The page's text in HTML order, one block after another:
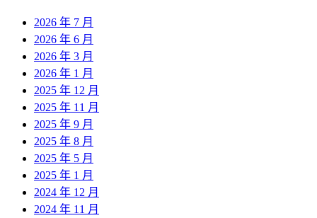
2026 年 7 月
2026 年 6 月
2026 年 3 月
2026 年 1 月
2025 年 12 月
2025 年 11 月
2025 年 9 月
2025 年 8 月
2025 年 5 月
2025 年 1 月
2024 年 12 月
2024 年 11 月